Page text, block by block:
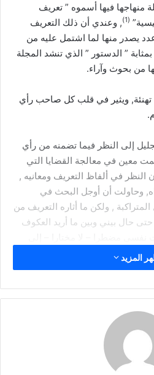
منهاجها فيها أسموه ” تعريف
(1)
, وعندي أن ذلك التعريف
يصدر منها لما اشتمل عليه من
” الدستور ” الذي تنشد المجلة
من بحوث وآراء.
ويثير في قلب كل صاحب رأي
إلى النظر فيما تضمنه من رأي
معين في معالجة القضايا التي
النظر في ألفاظ التعريف ومعانيه ,
وحاولت أن أوجل البحث في
, ولكن ما أثاره التعريف من
حال بيني وبين ما أريد العكوف
مخلصا أنه ربما كان ذلك خير
التي أعرف منشئها معرفة
الطموح التي أملته حتى
عطية ” واضحة المعالم بينة
المزيد